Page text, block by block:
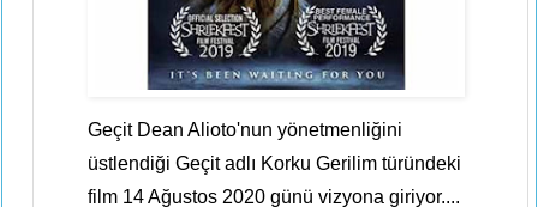
Geçit Dean Alioto'nun yönetmenliğini
üstlendiği Geçit adlı Korku Gerilim türündeki
film 14 Ağustos 2020 günü vizyona giriyor....